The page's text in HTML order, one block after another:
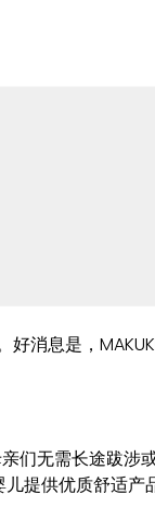
消息是，
无需长途跋涉
提供优质舒适产